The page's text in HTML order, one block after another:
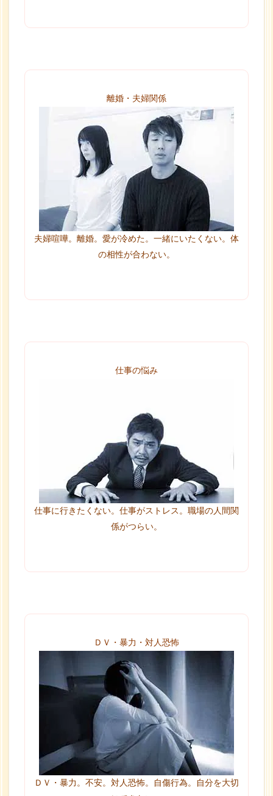
離婚・夫婦関係
夫婦喧嘩。離婚。愛が冷めた。一緒にいたくない。体
の相性が合わない。
仕事の悩み
仕事に行きたくない。仕事がストレス。職場の人間関
係がつらい。
ＤＶ・暴力・対人恐怖
ＤＶ・暴力。不安。対人恐怖。自傷行為。自分を大切